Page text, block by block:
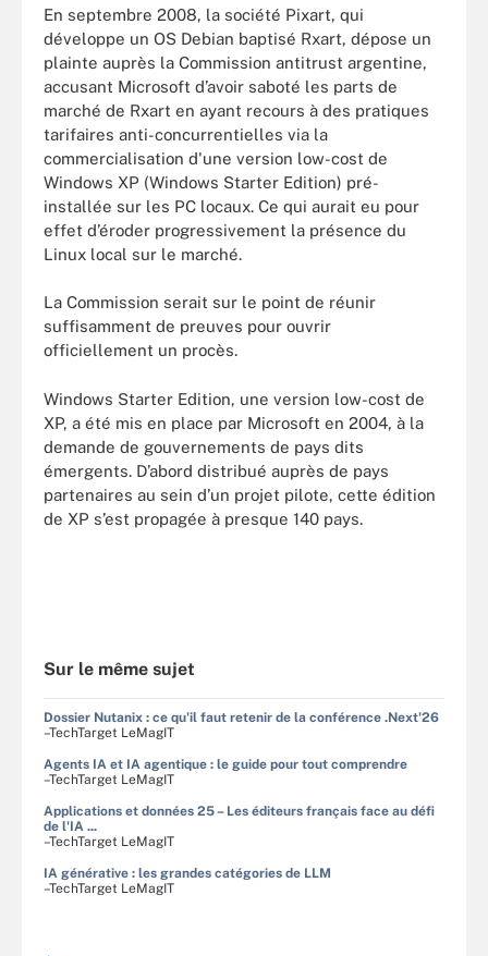
En septembre 2008, la société Pixart, qui
développe un OS Debian baptisé Rxart, dépose un
plainte auprès la Commission antitrust argentine,
accusant Microsoft d’avoir saboté les parts de
marché de Rxart en ayant recours à des pratiques
tarifaires anti-concurrentielles via la
commercialisation d'une version low-cost de
Windows XP (Windows Starter Edition) pré-
installée sur les PC locaux. Ce qui aurait eu pour
effet d’éroder progressivement la présence du
Linux local sur le marché.
La Commission serait sur le point de réunir
suffisamment de preuves pour ouvrir
officiellement un procès.
Windows Starter Edition, une version low-cost de
XP, a été mis en place par Microsoft en 2004, à la
demande de gouvernements de pays dits
émergents. D’abord distribué auprès de pays
partenaires au sein d’un projet pilote, cette édition
de XP s’est propagée à presque 140 pays.
Sur le même sujet
Dossier Nutanix : ce qu'il faut retenir de la conférence .Next'26
–TechTarget LeMagIT
Agents IA et IA agentique : le guide pour tout comprendre
–TechTarget LeMagIT
Applications et données 25 – Les éditeurs français face au défi
de l'IA ...
–TechTarget LeMagIT
IA générative : les grandes catégories de LLM
–TechTarget LeMagIT